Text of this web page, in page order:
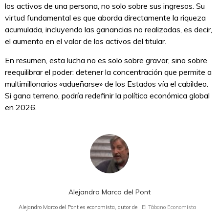
los activos de una persona, no solo sobre sus ingresos. Su
virtud fundamental es que aborda directamente la riqueza
acumulada, incluyendo las ganancias no realizadas, es decir,
el aumento en el valor de los activos del titular.
En resumen, esta lucha no es solo sobre gravar, sino sobre
reequilibrar el poder: detener la concentración que permite a
multimillonarios «adueñarse» de los Estados vía el cabildeo.
Si gana terreno, podría redefinir la política económica global
en 2026.
Alejandro Marco del Pont
Alejandro Marco del Pont es economista, autor de El Tábano Economista